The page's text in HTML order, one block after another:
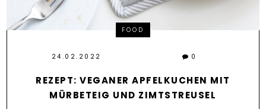
FOOD
24.02.2022 0
REZEPT: VEGANER APFELKUCHEN MIT
MÜRBETEIG UND ZIMTSTREUSEL